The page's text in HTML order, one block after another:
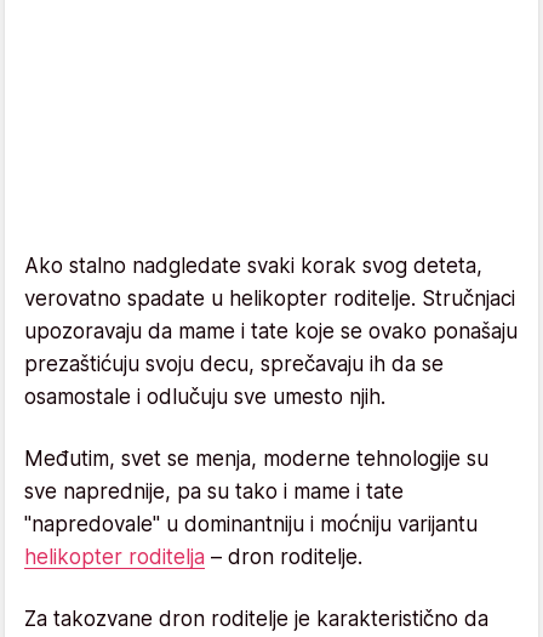
Ako stalno nadgledate svaki korak svog deteta,
verovatno spadate u helikopter roditelje. Stručnjaci
upozoravaju da mame i tate koje se ovako ponašaju
prezaštićuju svoju decu, sprečavaju ih da se
osamostale i odlučuju sve umesto njih.
Međutim, svet se menja, moderne tehnologije su
sve naprednije, pa su tako i mame i tate
"napredovale" u dominantniju i moćniju varijantu
helikopter roditelja – dron roditelje.
Za takozvane dron roditelje je karakteristično da